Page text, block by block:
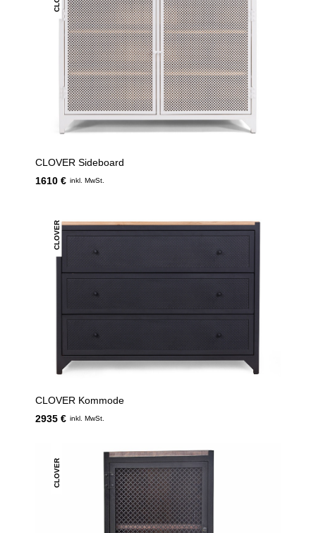
CLOVER Sideboard
1610 € inkl. MwSt.
CLOVER
CLOVER Kommode
2935 € inkl. MwSt.
CLOVER